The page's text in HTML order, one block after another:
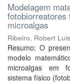
Modelagem
microalgas
Ribeiro, Robert
Resumo: O
modelo
microalgas em
sistema físico